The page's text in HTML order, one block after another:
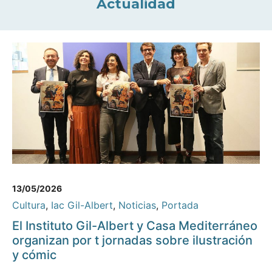
Actualidad
13/05/2026
Cultura, Iac Gil-Albert, Noticias, Portada
El Instituto Gil-Albert y Casa Mediterráneo
organizan por t jornadas sobre ilustración
y cómic